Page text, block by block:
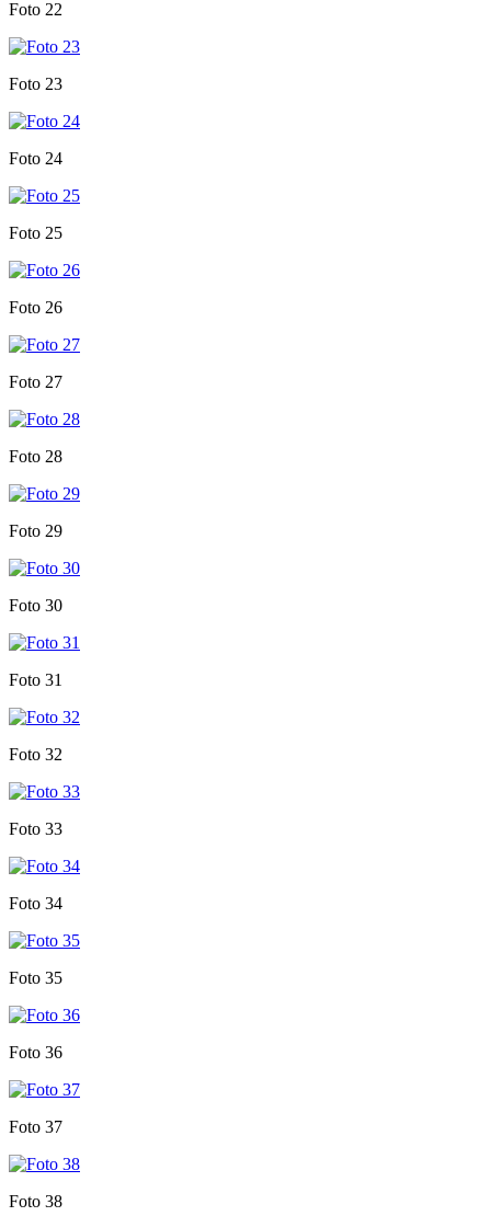
Foto 22
Foto 23
Foto 24
Foto 25
Foto 26
Foto 27
Foto 28
Foto 29
Foto 30
Foto 31
Foto 32
Foto 33
Foto 34
Foto 35
Foto 36
Foto 37
Foto 38